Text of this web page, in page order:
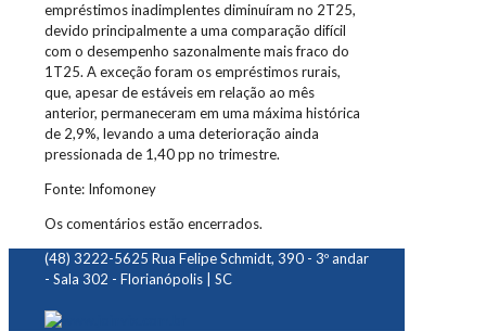
empréstimos inadimplentes diminuíram no 2T25,
devido principalmente a uma comparação difícil
com o desempenho sazonalmente mais fraco do
1T25. A exceção foram os empréstimos rurais,
que, apesar de estáveis em relação ao mês
anterior, permaneceram em uma máxima histórica
de 2,9%, levando a uma deterioração ainda
pressionada de 1,40 pp no trimestre.
Fonte: Infomoney
Os comentários estão encerrados.
(48) 3222-5625 Rua Felipe Schmidt, 390 - 3º andar
- Sala 302 - Florianópolis | SC